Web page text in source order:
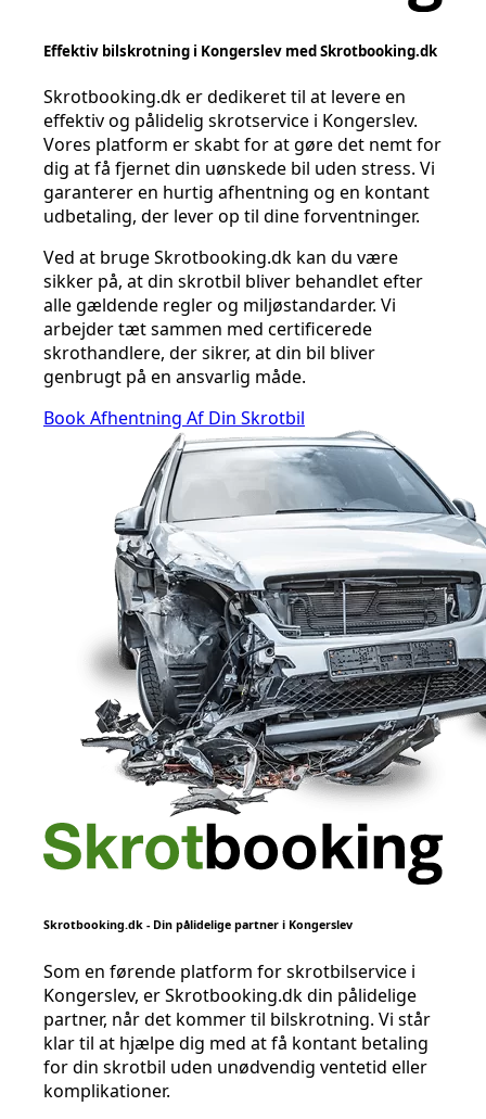
Effektiv bilskrotning i Kongerslev med Skrotbooking.dk
Skrotbooking.dk er dedikeret til at levere en
effektiv og pålidelig skrotservice i Kongerslev.
Vores platform er skabt for at gøre det nemt for
dig at få fjernet din uønskede bil uden stress. Vi
garanterer en hurtig afhentning og en kontant
udbetaling, der lever op til dine forventninger.
Ved at bruge Skrotbooking.dk kan du være
sikker på, at din skrotbil bliver behandlet efter
alle gældende regler og miljøstandarder. Vi
arbejder tæt sammen med certificerede
skrothandlere, der sikrer, at din bil bliver
genbrugt på en ansvarlig måde.
Book Afhentning Af Din Skrotbil
Skrotbooking.dk - Din pålidelige partner i Kongerslev
Som en førende platform for skrotbilservice i
Kongerslev, er Skrotbooking.dk din pålidelige
partner, når det kommer til bilskrotning. Vi står
klar til at hjælpe dig med at få kontant betaling
for din skrotbil uden unødvendig ventetid eller
komplikationer.